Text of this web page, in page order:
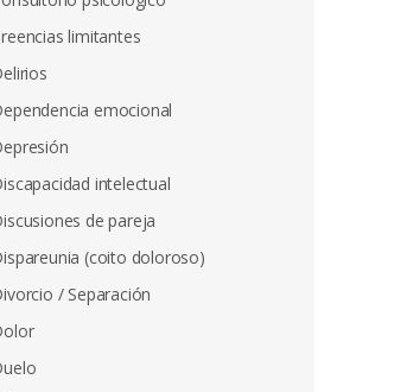
limitantes
emocional
intelectual
de pareja
(coito doloroso)
/ Separación